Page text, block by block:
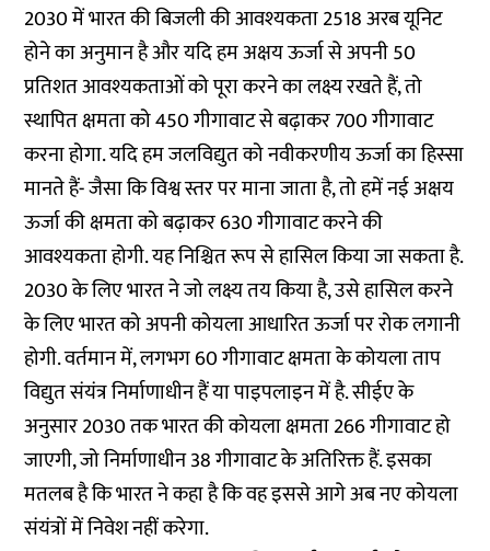
2030 में भारत की बिजली की आवश्यकता 2518 अरब यूनिट
होने का अनुमान है और यदि हम अक्षय ऊर्जा से अपनी 50
प्रतिशत आवश्यकताओं को पूरा करने का लक्ष्य रखते हैं, तो
स्थापित क्षमता को 450 गीगावाट से बढ़ाकर 700 गीगावाट
करना होगा. यदि हम जलविद्युत को नवीकरणीय ऊर्जा का हिस्सा
मानते हैं- जैसा कि विश्व स्तर पर माना जाता है, तो हमें नई अक्षय
ऊर्जा की क्षमता को बढ़ाकर 630 गीगावाट करने की
आवश्यकता होगी. यह निश्चित रूप से हासिल किया जा सकता है.
2030 के लिए भारत ने जो लक्ष्य तय किया है, उसे हासिल करने
के लिए भारत को अपनी कोयला आधारित ऊर्जा पर रोक लगानी
होगी. वर्तमान में, लगभग 60 गीगावाट क्षमता के कोयला ताप
विद्युत संयंत्र निर्माणाधीन हैं या पाइपलाइन में है. सीईए के
अनुसार 2030 तक भारत की कोयला क्षमता 266 गीगावाट हो
जाएगी, जो निर्माणाधीन 38 गीगावाट के अतिरिक्त हैं. इसका
मतलब है कि भारत ने कहा है कि वह इससे आगे अब नए कोयला
संयंत्रों में निवेश नहीं करेगा.